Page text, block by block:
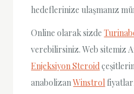
hedeflerinize ulaşmanız
Online olarak sizde
verebilirsiniz. Web sitemiz
Enjeksiyon Steroid
anabolizanWinstrol